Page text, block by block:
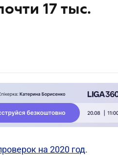
17 тыс.
на 2020 год.